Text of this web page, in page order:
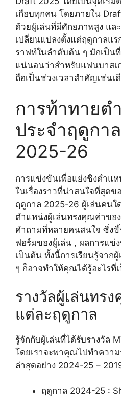
เกือบทุกคน โดยภายใน
ด้วยผู้เล่นที่มีศักยภาพสูง แล
เปลี่ยนแปลงตั้งแต่ฤดูกาลแร
ราฟท์ในลำดับต้น ๆ มักเป็น
แน่นอนว่าสำหรับแฟนบาสเ
ถือเป็นช่วงเวลาสำคัญเช่นเ
การท้าทายต
ประจำฤดูกา
2025-26
การแข่งขันเพื่อแย่งชิงตำแห
ในเรื่องราวที่น่าสนใจที่สุดข
ฤดูกาล 2025-26 ผู้เล่นคนใ
ตำแหน่งผู้เล่นทรงคุณค่าขอ
คำถามที่หลายคนสนใจ ซึ่ง
ฟอร์มของผู้เล่น , ผลการแข่
เป็นต้น ทั้งนี้การเรียนรู้จาก
ๆ ก็อาจทำให้คุณได้รู้อะไรที่
รางวัลผู้เล่นทร
แต่ละฤดูกาล
รู้จักกับผู้เล่นที่ได้รับรางวัล
โดยเราจะพาคุณไปทำควา
ล่าสุดอย่าง 2024-25 –
ฤดูกาล 2024-25 :